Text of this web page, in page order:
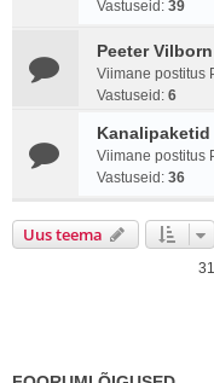
Vastuseid: 39
Peeter Vilborn
Viimane postitus
Vastuseid: 6
Kanalipaketid
Viimane postitus
Vastuseid: 36
Uus teema